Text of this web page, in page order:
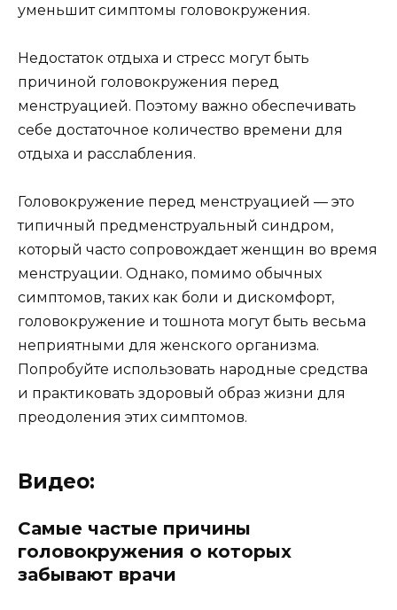
уменьшит симптомы головокружения.
Недостаток отдыха и стресс могут быть
причиной головокружения перед
менструацией. Поэтому важно обеспечивать
себе достаточное количество времени для
отдыха и расслабления.
Головокружение перед менструацией — это
типичный предменструальный синдром,
который часто сопровождает женщин во время
менструации. Однако, помимо обычных
симптомов, таких как боли и дискомфорт,
головокружение и тошнота могут быть весьма
неприятными для женского организма.
Попробуйте использовать народные средства
и практиковать здоровый образ жизни для
преодоления этих симптомов.
Видео:
Самые частые причины
головокружения о которых
забывают врачи